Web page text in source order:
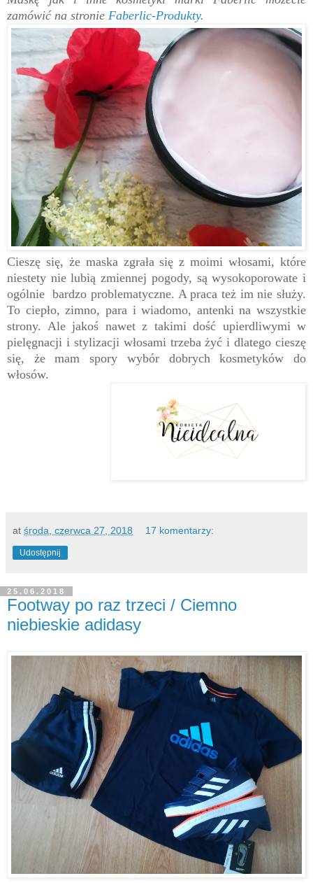
zamówić na stronie Faberlic-Produkty.
Cieszę się, że maska zgrała się z moimi włosami, które
niestety nie lubią zmiennej pogody, są wysokoporowate i
ogólnie bardzo problematyczne. A praca też im nie służy.
To ciepło, zimno, para i wiadomo, antenki na wszystkie
strony. Ale jakoś nawet z takimi dość upierdliwymi w
pielęgnacji i stylizacji włosami trzeba żyć i dlatego cieszę
się, że mam spory wybór dobrych kosmetyków do
włosów.
at środa, czerwca 27, 2018 17 komentarzy:
Udostępnij
25.06.2018
Footway po raz trzeci / Ciemno
niebieskie adidasy